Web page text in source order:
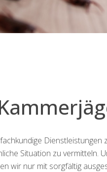
Situation zu vermitteln.
wir nur mit sorgfältig